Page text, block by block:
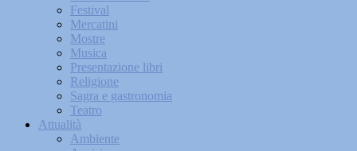
Festival
Mercatini
Mostre
Musica
Presentazione libri
Religione
Sagra e gastronomia
Teatro
Attualità
Ambiente